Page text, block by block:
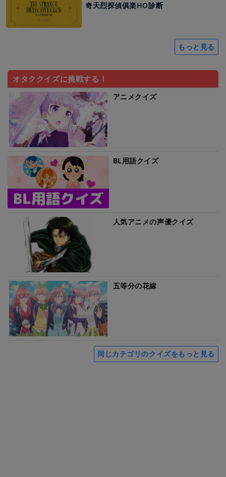
奇天烈探偵俱楽HO診断
もっと見る
オタククイズに挑戦する！
アニメクイズ
BL用語クイズ
人気アニメの声優クイズ
五等分の花嫁
同じカテゴリのクイズをもっと見る